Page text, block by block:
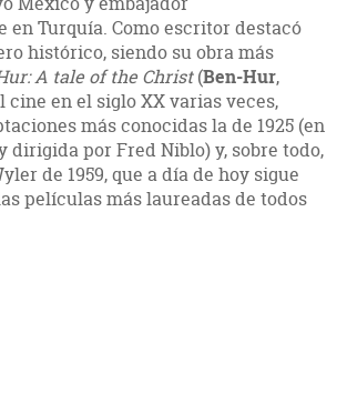
en Turquía. Como escritor destacó
histórico, siendo su obra más
A tale of the Christ(Ben-Hur,
cine en el siglo XX varias veces,
más conocidas la de 1925 (en
dirigida por Fred Niblo) y, sobre todo,
de 1959, que a día de hoy sigue
películas más laureadas de todos